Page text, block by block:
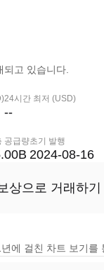
고 있습니다.
24시간 최저 (USD)
--
공급량초기 발행
2024-08-16
상으로 거래하기
에 걸친 차트 보기를